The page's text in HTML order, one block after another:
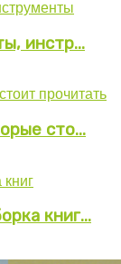
инстр...
сто...
книг...